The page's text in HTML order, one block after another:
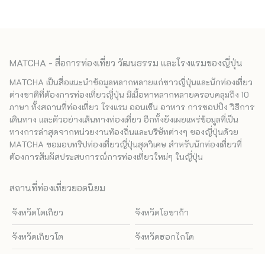
MATCHA - สื่อการท่องเที่ยว วัฒนธรรม และโรงแรมของญี่ปุ่น
MATCHA เป็นสื่อแนะนำข้อมูลหลากหลายแก่ชาวญี่ปุ่นและนักท่องเที่ยว
ต่างชาติที่ต้องการท่องเที่ยวญี่ปุ่น มีเนื้อหาหลากหลายครอบคลุมถึง 10
ภาษา ทั้งสถานที่ท่องเที่ยว โรงแรม ออนเซ็น อาหาร การชอปปิง วิธีการ
เดินทาง และตัวอย่างเส้นทางท่องเที่ยว อีกทั้งยังเผยแพร่ข้อมูลที่เป็น
ทางการล่าสุดจากหน่วยงานท้องถิ่นและบริษัทต่างๆ ของญี่ปุ่นด้วย
MATCHA ขอมอบทริปท่องเที่ยวญี่ปุ่นสุดวิเศษ สำหรับนักท่องเที่ยวที่
ต้องการสัมผัสประสบการณ์การท่องเที่ยวใหม่ๆ ในญี่ปุ่น
สถานที่ท่องเที่ยวยอดนิยม
จังหวัดโตเกียว จังหวัดโอซาก้า
จังหวัดเกียวโต จังหวัดฮอกไกโด